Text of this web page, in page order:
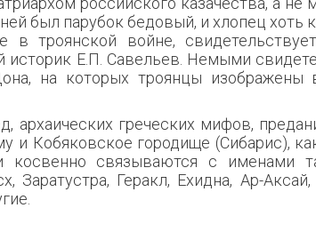
был парубок бедовый, и хлопец хоть
в троянской войне,
историк Е.П. Савельев. Немыми
на которых троянцы изображены
архаических греческих мифов,
и Кобяковское городище (Сибарис),
косвенно связываются с имена­ми
Заратустра, Геракл, Ехидна, Ар-